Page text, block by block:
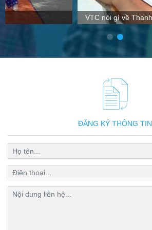
VTC nói gì về Thanh Giang
ĐĂNG KÝ THÔNG TIN